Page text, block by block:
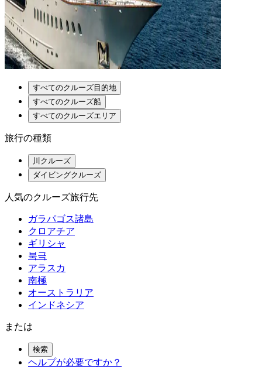
すべてのクルーズ目的地
すべてのクルーズ船
すべてのクルーズエリア
旅行の種類
川クルーズ
ダイビングクルーズ
人気のクルーズ旅行先
ガラパゴス諸島
クロアチア
ギリシャ
북극
アラスカ
南極
オーストラリア
インドネシア
または
検索
ヘルプが必要ですか？